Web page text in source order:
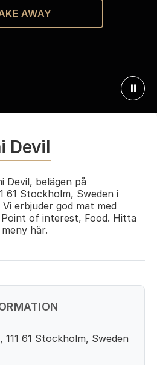
AWAY
⏸
Devil
Devil, belägen på
61 Stockholm, Sweden i
erbjuder god mat med
of interest, Food. Hitta
här.
61 Stockholm, Sweden